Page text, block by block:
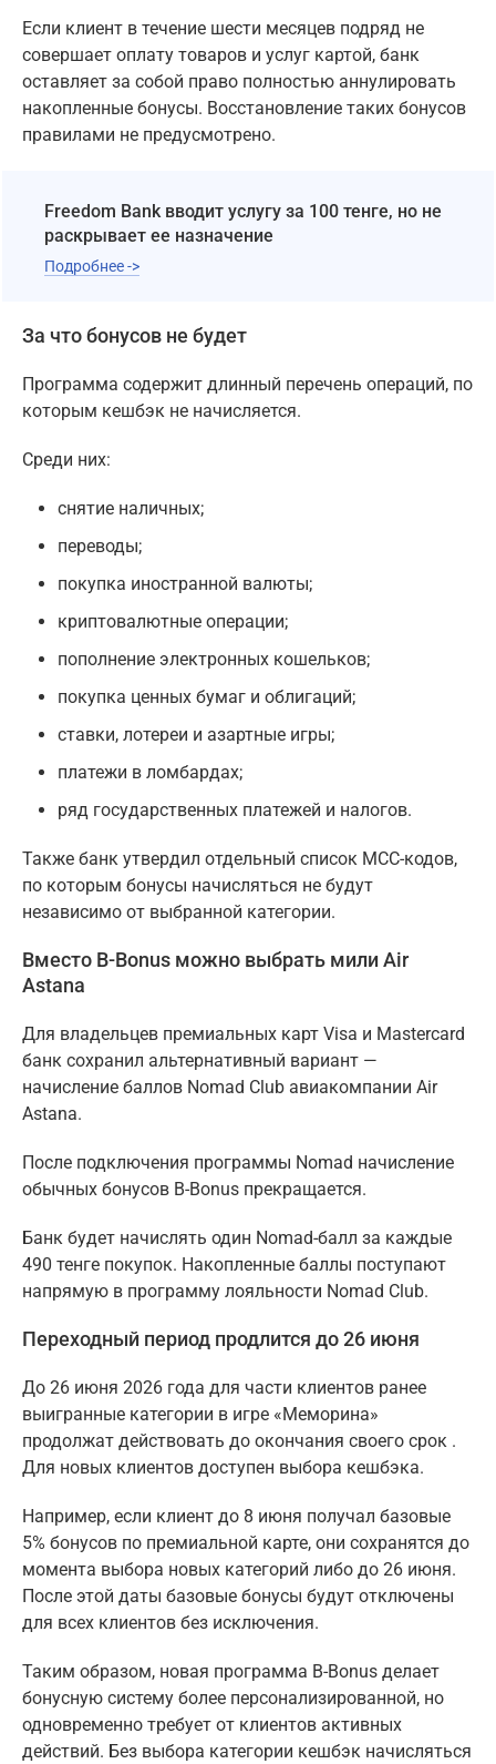
Если клиент в течение шести месяцев подряд не
совершает оплату товаров и услуг картой, банк
оставляет за собой право полностью аннулировать
накопленные бонусы. Восстановление таких бонусов
правилами не предусмотрено.
Freedom Bank вводит услугу за 100 тенге, но не
раскрывает ее назначение
Подробнее ->
За что бонусов не будет
Программа содержит длинный перечень операций, по
которым кешбэк не начисляется.
Среди них:
снятие наличных;
переводы;
покупка иностранной валюты;
криптовалютные операции;
пополнение электронных кошельков;
покупка ценных бумаг и облигаций;
ставки, лотереи и азартные игры;
платежи в ломбардах;
ряд государственных платежей и налогов.
Также банк утвердил отдельный список MCC-кодов,
по которым бонусы начисляться не будут
независимо от выбранной категории.
Вместо B-Bonus можно выбрать мили Air
Astana
Для владельцев премиальных карт Visa и Mastercard
банк сохранил альтернативный вариант —
начисление баллов Nomad Club авиакомпании Air
Astana.
После подключения программы Nomad начисление
обычных бонусов B-Bonus прекращается.
Банк будет начислять один Nomad-балл за каждые
490 тенге покупок. Накопленные баллы поступают
напрямую в программу лояльности Nomad Club.
Переходный период продлится до 26 июня
До 26 июня 2026 года для части клиентов ранее
выигранные категории в игре «Меморина»
продолжат действовать до окончания своего срок .
Для новых клиентов доступен выбора кешбэка.
Например, если клиент до 8 июня получал базовые
5% бонусов по премиальной карте, они сохранятся до
момента выбора новых категорий либо до 26 июня.
После этой даты базовые бонусы будут отключены
для всех клиентов без исключения.
Таким образом, новая программа B-Bonus делает
бонусную систему более персонализированной, но
одновременно требует от клиентов активных
действий. Без выбора категории кешбэк начисляться